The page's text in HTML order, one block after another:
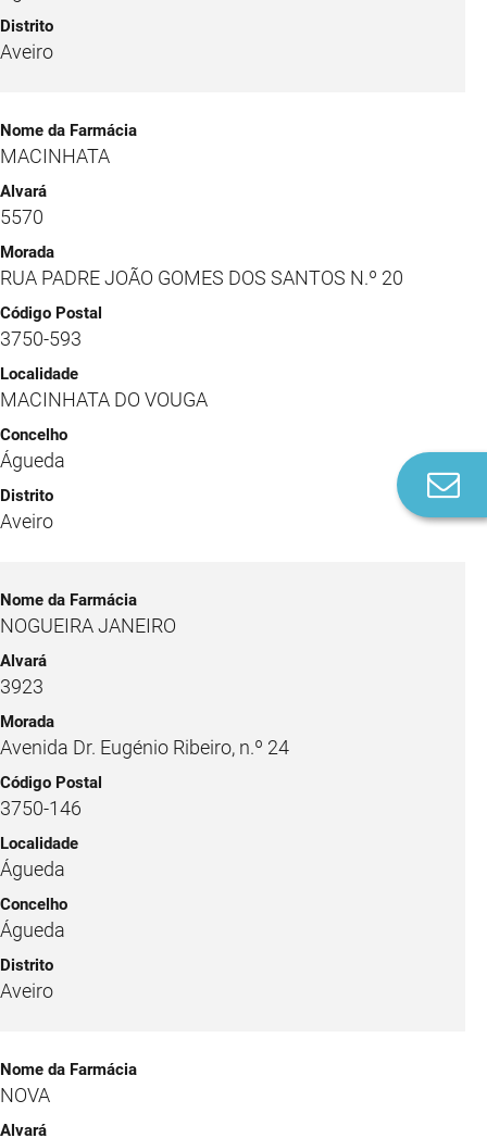
Aveiro
MACINHATA
5570
RUA PADRE JOÃO GOMES DOS SANTOS N.º 20
3750-593
MACINHATA DO VOUGA
Águeda
Aveiro
NOGUEIRA JANEIRO
3923
Avenida Dr. Eugénio Ribeiro, n.º 24
3750-146
Águeda
Águeda
Aveiro
NOVA